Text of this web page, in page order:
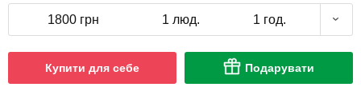
1800 грн 1 люд. 1 год.
Купити для себе Подарувати